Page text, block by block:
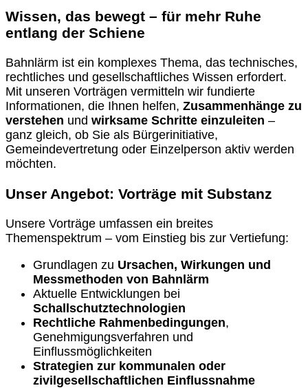
Wissen, das bewegt – für mehr Ruhe
entlang der Schiene
Bahnlärm ist ein komplexes Thema, das technisches,
rechtliches und gesellschaftliches Wissen erfordert.
Mit unseren Vorträgen vermitteln wir fundierte
Informationen, die Ihnen helfen, Zusammenhänge zu
verstehen und wirksame Schritte einzuleiten –
ganz gleich, ob Sie als Bürgerinitiative,
Gemeindevertretung oder Einzelperson aktiv werden
möchten.
Unser Angebot: Vorträge mit Substanz
Unsere Vorträge umfassen ein breites
Themenspektrum – vom Einstieg bis zur Vertiefung:
Grundlagen zu Ursachen, Wirkungen und
Messmethoden von Bahnlärm
Aktuelle Entwicklungen bei
Schallschutztechnologien
Rechtliche Rahmenbedingungen,
Genehmigungsverfahren und
Einflussmöglichkeiten
Strategien zur kommunalen oder
zivilgesellschaftlichen Einflussnahme